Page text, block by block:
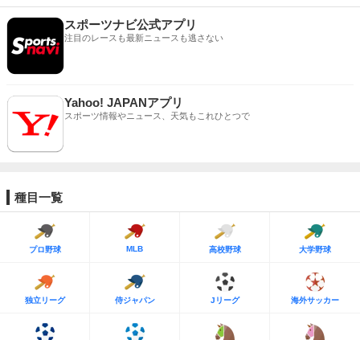
スポーツナビ公式アプリ
注目のレースも最新ニュースも逃さない
Yahoo! JAPANアプリ
スポーツ情報やニュース、天気もこれひとつで
種目一覧
プロ野球 MLB 高校野球 大学野球
独立リーグ 侍ジャパン Jリーグ 海外サッカー